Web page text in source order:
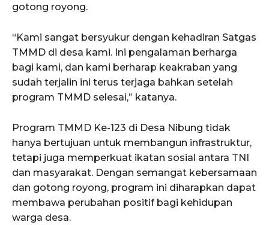
gotong royong.
“Kami sangat bersyukur dengan kehadiran Satgas
TMMD di desa kami. Ini pengalaman berharga
bagi kami, dan kami berharap keakraban yang
sudah terjalin ini terus terjaga bahkan setelah
program TMMD selesai,” katanya.
Program TMMD Ke-123 di Desa Nibung tidak
hanya bertujuan untuk membangun infrastruktur,
tetapi juga memperkuat ikatan sosial antara TNI
dan masyarakat. Dengan semangat kebersamaan
dan gotong royong, program ini diharapkan dapat
membawa perubahan positif bagi kehidupan
warga desa.